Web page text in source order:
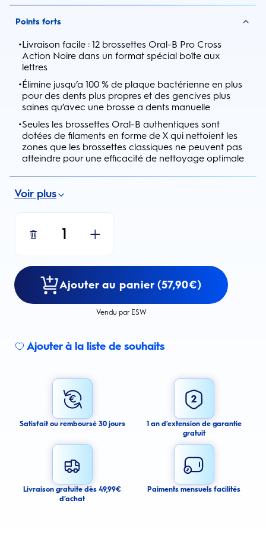
Points forts
•Livraison facile : 12 brossettes Oral-B Pro Cross
Action Noire dans un format spécial boîte aux
lettres
•Élimine jusqu’a 100 % de plaque bactérienne en plus
pour des dents plus propres et des gencives plus
saines qu’avec une brosse a dents manuelle
•Seules les brossettes Oral-B authentiques sont
dotées de filaments en forme de X qui nettoient les
zones que les brossettes classiques ne peuvent pas
atteindre pour une efficacité de nettoyage optimale
Voir plus
1
Ajouter au panier (57,90€)
Vendu par ESW
Ajouter à la liste de souhaits
I agree to receive email alerts about this product.
By signing up for email alerts, you agree to receive email
communications regarding this product. We may use your email address
to send you email messages about product availability. We process your
personal data as stated in our Privacy Policy. You may withdraw your
consent or manage your email preferences at any time.
Cancel
Satisfait ou remboursé 30 jours
1 an d’extension de garantie
gratuit
Livraison gratuite dès 49,99€
d’achat
Paiments mensuels facilités